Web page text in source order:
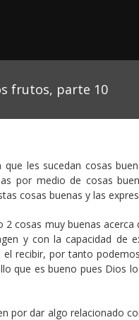
frutos, parte 10
que les sucedan cosas
por medio de cosas
cosas buenas y las
cosas muy buenas
y con la capacidad de
el recibir, por tanto
que es bueno pues Dios
por dar algo relacionado